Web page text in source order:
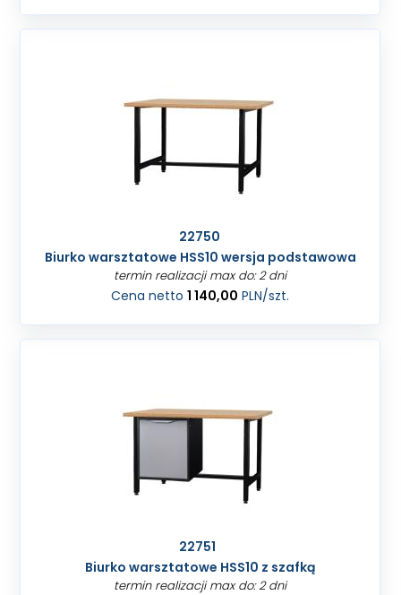
22750
Biurko warsztatowe HSS10 wersja podstawowa
termin realizacji max do: 2 dni
Cena netto1 140,00 PLN/szt.
22751
Biurko warsztatowe HSS10 z szafką
termin realizacji max do: 2 dni